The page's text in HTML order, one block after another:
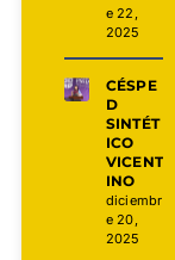
e 22,
2025
CÉSPE
D
SINTÉT
ICO
VICENT
INO
diciembr
e 20,
2025